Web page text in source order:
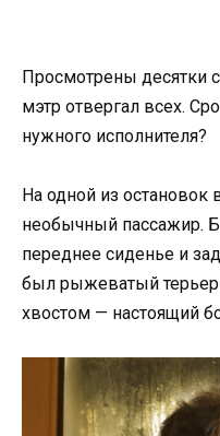
Просмотрены десятки
мэтр отвергал всех.
нужного исполнителя?
На одной из остановок
необычный пассажир.
переднее сиденье и
был рыжеватый
хвостом — настоящий